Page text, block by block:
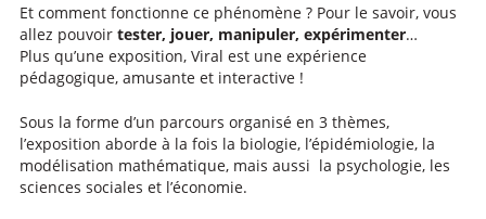
Et comment fonctionne ce phénomène ? Pour le savoir, vous
allez pouvoir tester, jouer, manipuler, expérimenter…
Plus qu’une exposition, Viral est une expérience
pédagogique, amusante et interactive !
Sous la forme d’un parcours organisé en 3 thèmes,
l’exposition aborde à la fois la biologie, l’épidémiologie, la
modélisation mathématique, mais aussi la psychologie, les
sciences sociales et l’économie.